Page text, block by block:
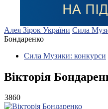
Алея Зірок України Сила
Бондаренко
Сила Музики: конкурси
Вікторія
3860